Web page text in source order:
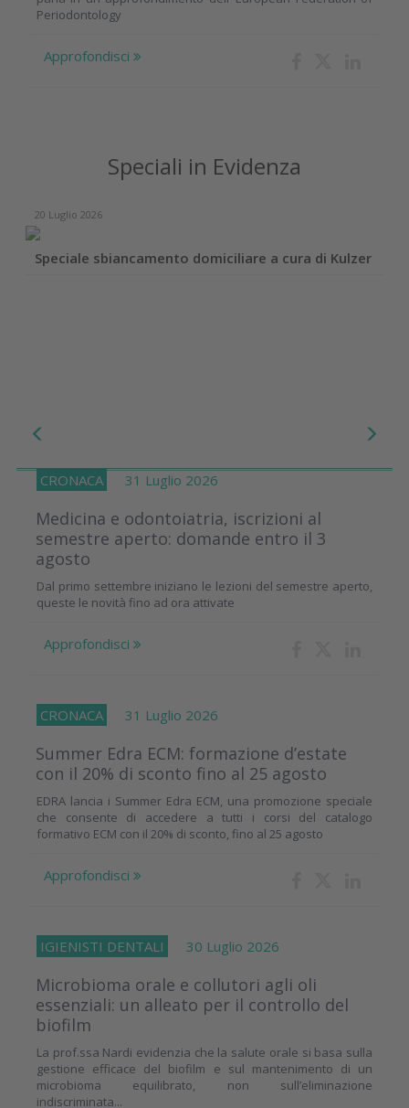
Periodontology
Approfondisci
Speciali in Evidenza
20 Luglio 2026
Speciale sbiancamento domiciliare a cura di Kulzer
CRONACA 31 Luglio 2026
Medicina e odontoiatria, iscrizioni al
semestre aperto: domande entro il 3
agosto
Dal primo settembre iniziano le lezioni del semestre aperto,
queste le novità fino ad ora attivate
Approfondisci
CRONACA 31 Luglio 2026
Summer Edra ECM: formazione d’estate
con il 20% di sconto fino al 25 agosto
EDRA lancia i Summer Edra ECM, una promozione speciale
che consente di accedere a tutti i corsi del catalogo
formativo ECM con il 20% di sconto, fino al 25 agosto
Approfondisci
IGIENISTI DENTALI 30 Luglio 2026
Microbioma orale e collutori agli oli
essenziali: un alleato per il controllo del
biofilm
La prof.ssa Nardi evidenzia che la salute orale si basa sulla
gestione efficace del biofilm e sul mantenimento di un
microbioma equilibrato, non sull’eliminazione
indiscriminata...